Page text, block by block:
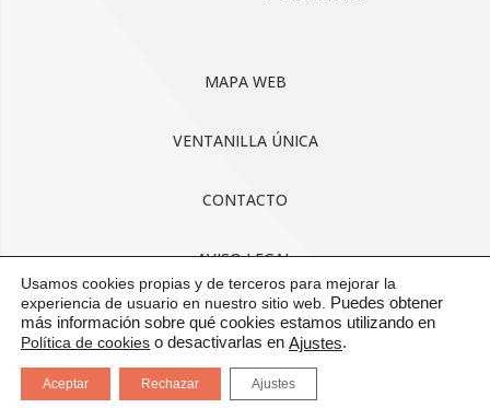
MAPA WEB
VENTANILLA ÚNICA
CONTACTO
AVISO LEGAL
CONDICIONES GENERALES DE USO
POLÍTICA DE CALIDAD
Usamos cookies propias y de terceros para mejorar la
experiencia de usuario en nuestro sitio web.
Puedes obtener
más información sobre qué cookies estamos utilizando en
Política de cookies o desactivarlas en Ajustes.
Aceptar Rechazar Ajustes